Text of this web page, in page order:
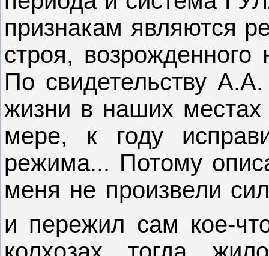
признакам являются
строя, возрожденного
По свидетельству
жизни в наших
мере, к году
режима... Потому
меня не произвели
и пережил сам кое-